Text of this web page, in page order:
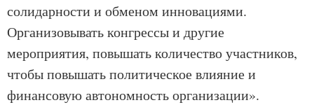
солидарности и обменом инновациями.
Организовывать конгрессы и другие
мероприятия, повышать количество участников,
чтобы повышать политическое влияние и
финансовую автономность организации».